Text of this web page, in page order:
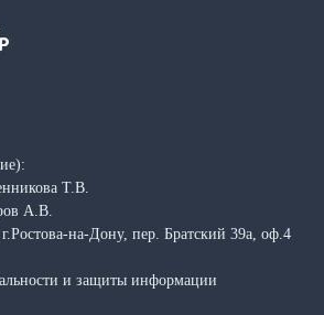
Т.В.
А.В.
на-Дону, пер. Братский 39а, оф.4
и защиты информации